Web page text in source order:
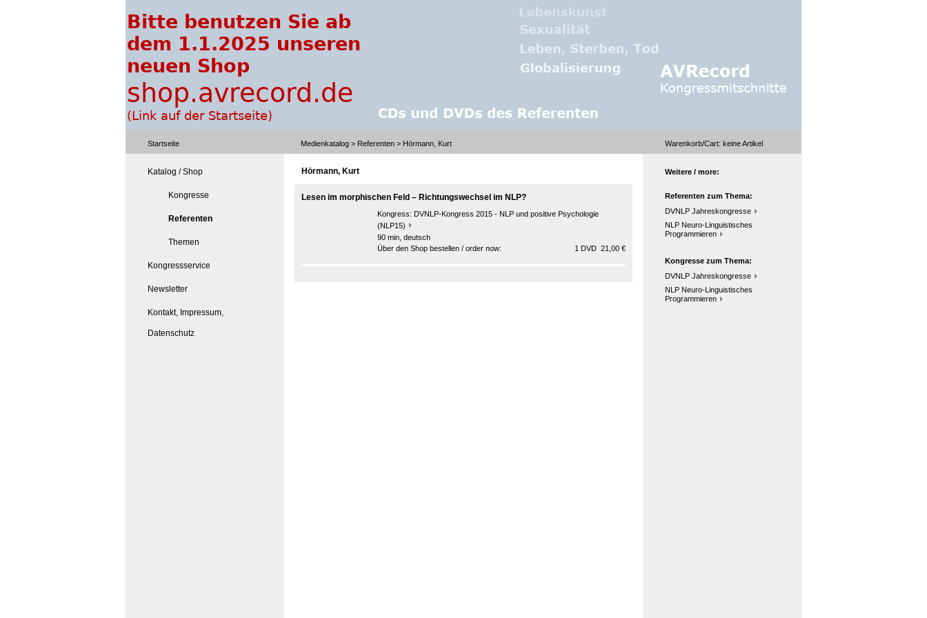
Startseite Medienkatalog > Referenten > Hörmann, Kurt Warenkorb/Cart: keineArtikel
Katalog / Shop
Kongresse
Referenten
Themen
Kongressservice
Newsletter
Kontakt, Impressum,
Datenschutz
Hörmann, Kurt
Lesen im morphischen Feld – Richtungswechsel im NLP?
Kongress: DVNLP-Kongress 2015 - NLP und positive Psychologie
(NLP15)
90 min, deutsch
Über den Shop bestellen / order now:
1 DVD 21,00 €
Weitere / more:
Referenten zum Thema:
DVNLP Jahreskongresse
NLP Neuro-Linguistisches
Programmieren
Kongresse zum Thema:
DVNLP Jahreskongresse
NLP Neuro-Linguistisches
Programmieren